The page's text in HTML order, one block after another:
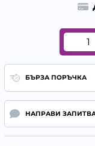
БЪРЗА ПОРЪЧКА
НАПРАВИ